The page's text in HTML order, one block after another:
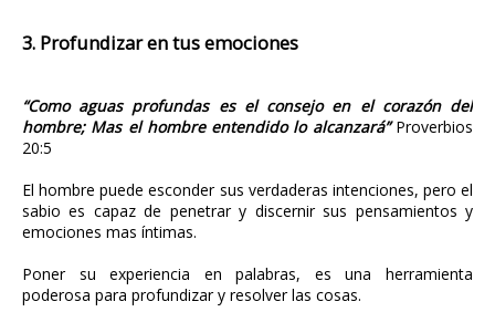
3. Profundizar en tus emociones
“Como aguas profundas es el consejo en el corazón del
hombre; Mas el hombre entendido lo alcanzará”Proverbios
20:5
El hombre puede esconder sus verdaderas intenciones, pero el
sabio es capaz de penetrar y discernir sus pensamientos y
emociones mas íntimas.
Poner su experiencia en palabras, es una herramienta
poderosa para profundizar y resolver las cosas.